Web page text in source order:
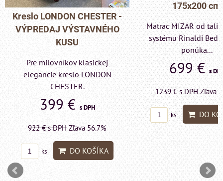
175x200 cm
Matrac MIZAR od talianskeho
systému Rinaldi Bed System
ponúka...
699 €s DPH
1239 €s DPH Zľava 43.6%
ks DO KOŠÍKA
Pohovka LONDON
- VÝPREDAJ
KUSU
Pre milovníkov
elegancie kreslo a
LONDON
599 €s
1415 €s DPH Zľava
ks DO